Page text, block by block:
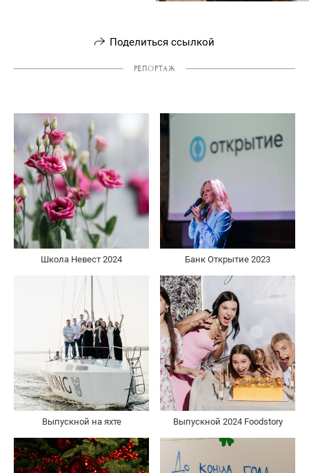
Поделиться ссылкой
РЕПОРТАЖ
Школа Невест 2024 Банк Открытие 2023
Выпускной на яхте Выпускной 2024 Foodstory